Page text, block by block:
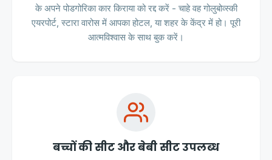
के अपने पोडगोरिका कार किराया को रद्द करें - चाहे वह गोलुबोव्स्की
एयरपोर्ट, स्टारा वारोस में आपका होटल, या शहर के केंद्र में हो। पूरी
आत्मविश्वास के साथ बुक करें।
बच्चों की सीट और बेबी सीट उपलब्ध